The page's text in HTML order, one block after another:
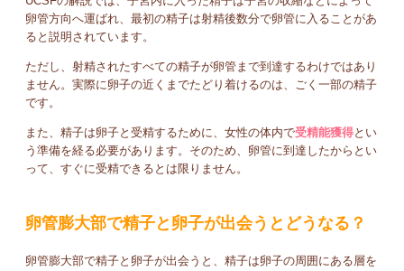
卵管方向へ運ばれ、最初の精子は射精後数分で卵管に入ることがあ
ると説明されています。
ただし、射精されたすべての精子が卵管まで到達するわけではあり
ません。実際に卵子の近くまでたどり着けるのは、ごく一部の精子
です。
また、精子は卵子と受精するために、女性の体内で受精能獲得とい
う準備を経る必要があります。そのため、卵管に到達したからとい
って、すぐに受精できるとは限りません。
卵管膨大部で精子と卵子が出会うとどうなる？
卵管膨大部で精子と卵子が出会うと、精子は卵子の周囲にある層を